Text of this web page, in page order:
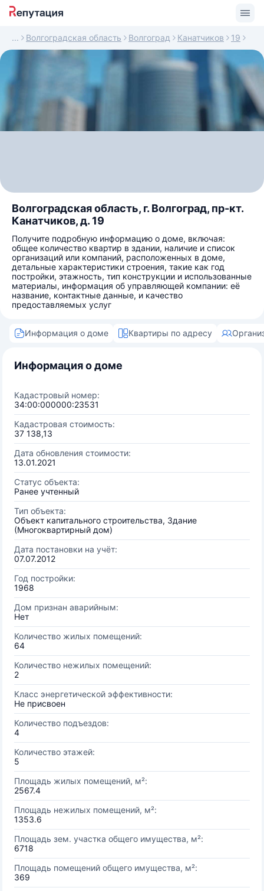
Волгоградская область Волгоград Канатчиков 19
Волгоградская область, г. Волгоград, пр-кт.
Канатчиков, д. 19
Получите подробную информацию о доме, включая:
общее количество квартир в здании, наличие и список
организаций или компаний, расположенных в доме,
детальные характеристики строения, такие как год
постройки, этажность, тип конструкции и использованные
материалы, информация об управляющей компании: её
название, контактные данные, и качество
предоставляемых услуг
Информация о доме Квартиры по адресу
Информация о доме
Кадастровый номер:
34:00:000000:23531
Кадастровая стоимость:
37 138,13
Дата обновления стоимости:
13.01.2021
Статус объекта:
Ранее учтенный
Тип объекта:
Объект капитального строительства, Здание
(Многоквартирный дом)
Дата постановки на учёт:
07.07.2012
Год постройки:
1968
Дом признан аварийным:
Нет
Количество жилых помещений:
64
Количество нежилых помещений:
2
Класс энергетической эффективности:
Не присвоен
Количество подъездов:
4
Количество этажей:
5
Площадь жилых помещений, м²:
2567.4
Площадь нежилых помещений, м²:
1353.6
Площадь зем. участка общего имущества, м²:
6718
Площадь помещений общего имущества, м²:
369